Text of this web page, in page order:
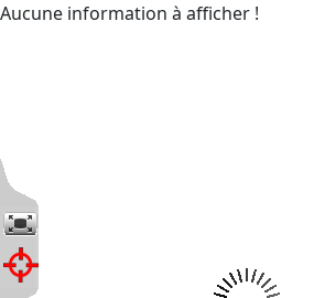
Aucune information à afficher !